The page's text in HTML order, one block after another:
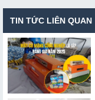
TIN TỨC LIÊN QUAN